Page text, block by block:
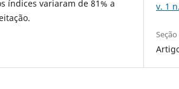
índices variaram de 81% a
v. 1
Seção